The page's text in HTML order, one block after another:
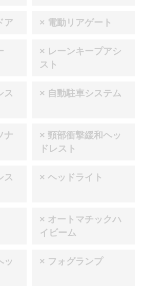
ア × 電動リアゲート
× レーンキープアシ
スト
ス
× 自動駐車システム
ナ
× 頸部衝撃緩和ヘッ
ドレスト
ス
× ヘッドライト
× オートマチックハ
イビーム
ッ
× フォグランプ